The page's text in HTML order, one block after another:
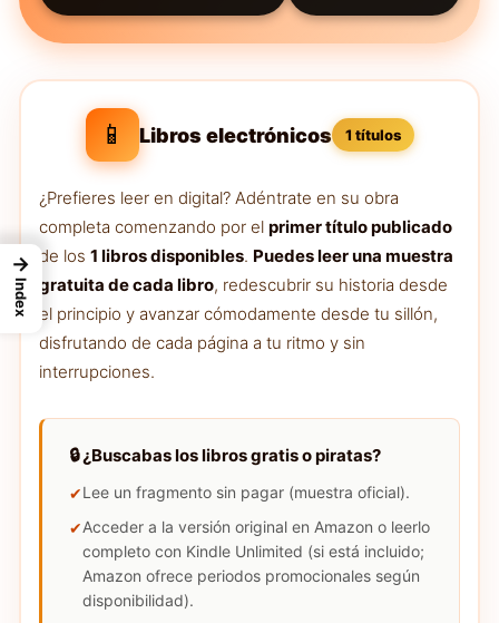
📱 Libros electrónicos 1 títulos
¿Prefieres leer en digital? Adéntrate en su obra
completa comenzando por el primer título publicado
de los 1 libros disponibles. Puedes leer una muestra
gratuita de cada libro, redescubrir su historia desde
el principio y avanzar cómodamente desde tu sillón,
disfrutando de cada página a tu ritmo y sin
interrupciones.
🔒 ¿Buscabas los libros gratis o piratas?
Lee un fragmento sin pagar (muestra oficial).
Acceder a la versión original en Amazon o leerlo
completo con Kindle Unlimited (si está incluido;
Amazon ofrece periodos promocionales según
disponibilidad).
→
Index